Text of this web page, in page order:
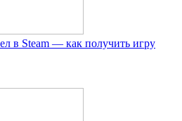
в Steam — как получить игру